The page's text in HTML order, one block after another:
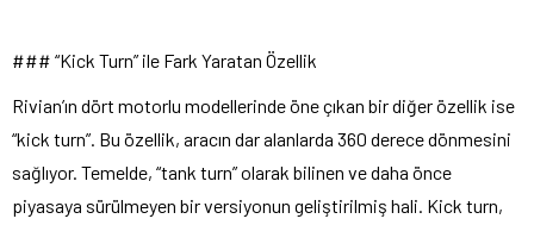
### “Kick Turn” ile Fark Yaratan Özellik
Rivian’ın dört motorlu modellerinde öne çıkan bir diğer özellik ise
“kick turn”. Bu özellik, aracın dar alanlarda 360 derece dönmesini
sağlıyor. Temelde, “tank turn” olarak bilinen ve daha önce
piyasaya sürülmeyen bir versiyonun geliştirilmiş hali. Kick turn,